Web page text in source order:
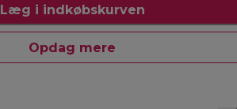
Læg i indkøbskurven
Opdag mere